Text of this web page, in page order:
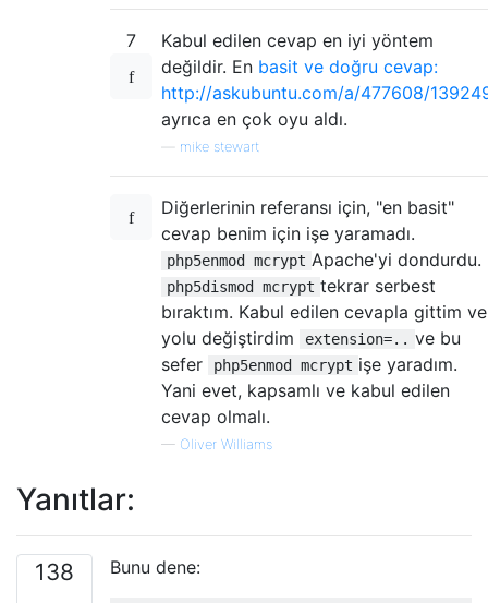
7
Kabul edilen cevap en iyi yöntem
değildir. En basit ve doğru cevap:
http://askubuntu.com/a/477608/
ayrıca en çok oyu aldı.
mike stewart
Diğerlerinin referansı için, "en basit"
cevap benim için işe yaramadı.
php5enmod mcrypt Apache'yi dondurdu.
php5dismod mcrypt tekrar serbest
bıraktım. Kabul edilen cevapla gittim ve
yolu değiştirdim
extension=.. ve bu
sefer
php5enmod mcrypt işe yaradım.
Yani evet, kapsamlı ve kabul edilen
cevap olmalı.
— Oliver Williams
Yanıtlar:
138 Bunu dene: